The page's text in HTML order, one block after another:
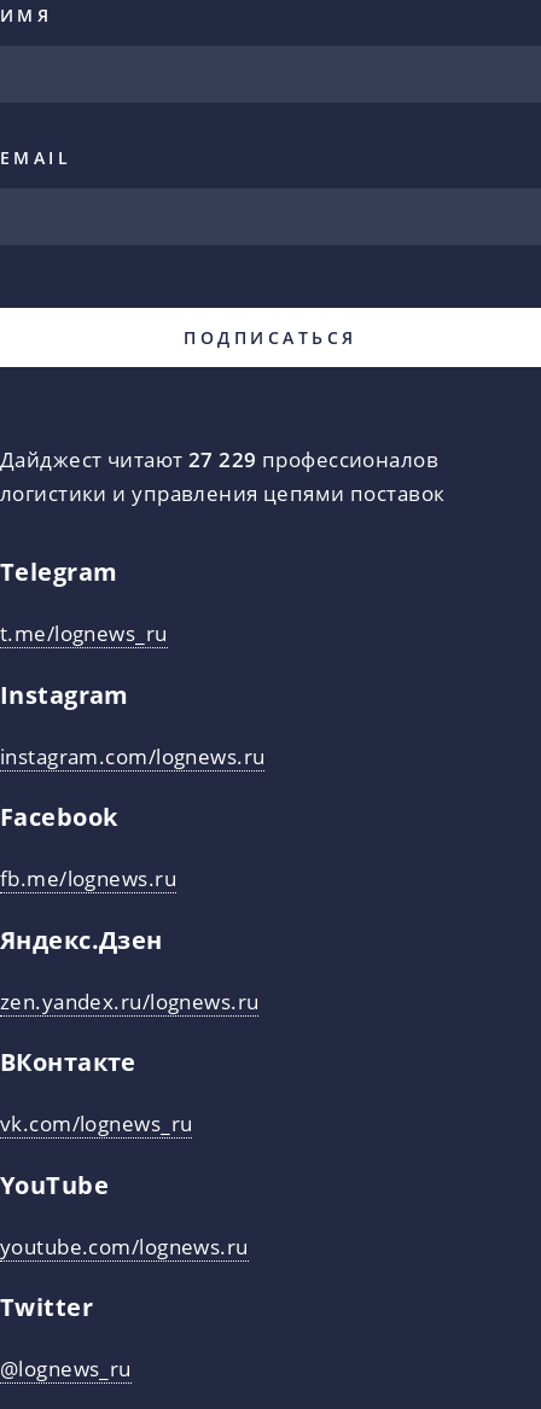
ИМЯ
EMAIL
Дайджест читают 27 229 профессионалов
логистики и управления цепями поставок
Telegram
t.me/lognews_ru
Instagram
instagram.com/lognews.ru
Facebook
fb.me/lognews.ru
Яндекс.Дзен
zen.yandex.ru/lognews.ru
ВКонтакте
vk.com/lognews_ru
YouTube
youtube.com/lognews.ru
Twitter
@lognews_ru